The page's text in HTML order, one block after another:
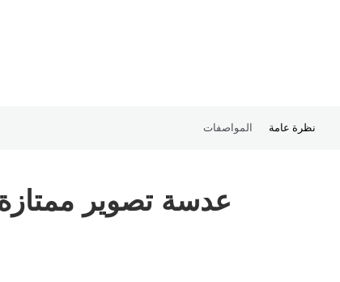
نظرة عامة المواصفات